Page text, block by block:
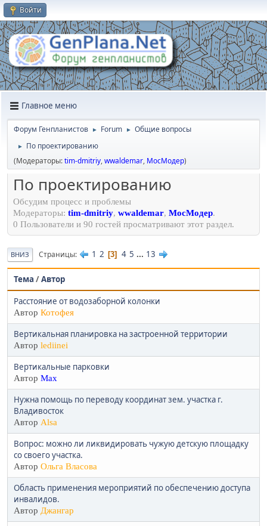
Войти
Главное меню
Форум Генпланистов ► Forum ► Общие вопросы
►
По проектированию
(Модераторы:tim-dmitriy,wwaldemar, МосМодер)
По проектированию
Обсудим процесс и проблемы
Модераторы: tim-dmitriy, wwaldemar, МосМодер.
0 Пользователи и 90 гостей просматривают этот раздел.
ВНИЗ Страницы 1 2 3 4 5 ... 13
Тема /Автор
Расстояние от водозаборной колонки
Автор Котофея
Вертикальная планировка на застроенной территории
Автор lediinei
Вертикальные парковки
Автор Max
Нужна помощь по переводу координат зем. участка г.
Владивосток
Автор Alsa
Вопрос: можно ли ликвидировать чужую детскую площадку
со своего участка.
Автор Ольга Власова
Область применения мероприятий по обеспечению доступа
инвалидов.
Автор Джангар